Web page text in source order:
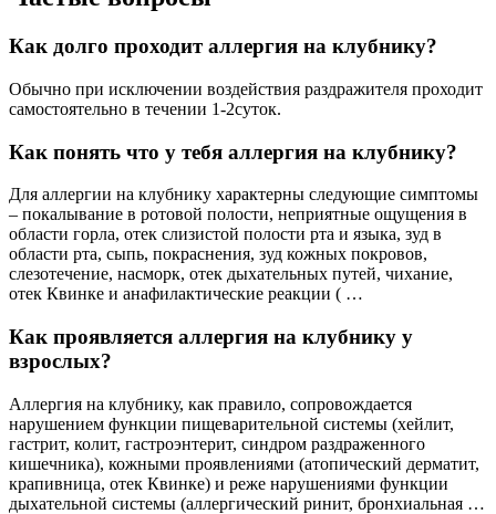
Как долго проходит аллергия на клубнику?
Обычно при исключении воздействия раздражителя проходит
самостоятельно в течении 1-2суток.
Как понять что у тебя аллергия на клубнику?
Для аллергии на клубнику характерны следующие симптомы
– покалывание в ротовой полости, неприятные ощущения в
области горла, отек слизистой полости рта и языка, зуд в
области рта, сыпь, покраснения, зуд кожных покровов,
слезотечение, насморк, отек дыхательных путей, чихание,
отек Квинке и анафилактические реакции ( …
Как проявляется аллергия на клубнику у
взрослых?
Аллергия на клубнику, как правило, сопровождается
нарушением функции пищеварительной системы (хейлит,
гастрит, колит, гастроэнтерит, синдром раздраженного
кишечника), кожными проявлениями (атопический дерматит,
крапивница, отек Квинке) и реже нарушениями функции
дыхательной системы (аллергический ринит, бронхиальная …